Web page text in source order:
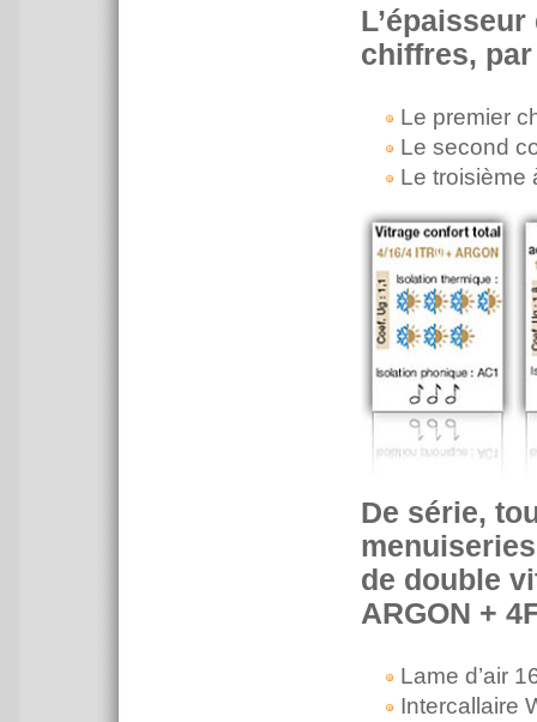
chiffres, par
Le premier
Le second
Le troisième
De série,
de double
ARGON +
Lame d’air
Intercallaire